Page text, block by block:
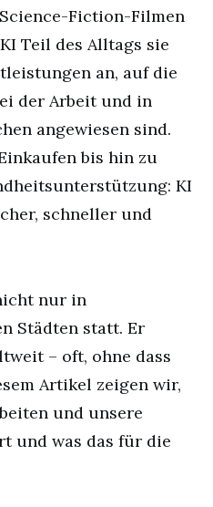
Fiction-Filmen
Teil des Alltags sie
an, auf die
der Arbeit und in
angewiesen sind.
bis hin zu
KI
schneller und
nur in
Städten statt. Er
– oft, ohne dass
Artikel zeigen wir,
und unsere
und was das für die